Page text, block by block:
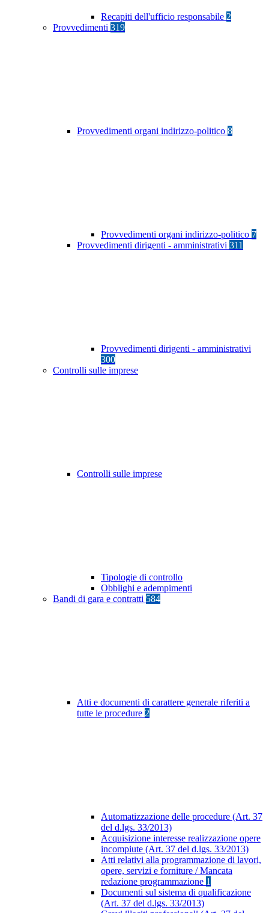
Recapiti dell'ufficio responsabile 2
Provvedimenti 319
Provvedimenti organi indirizzo-politico 8
Provvedimenti organi indirizzo-politico 7
Provvedimenti dirigenti - amministrativi 311
Provvedimenti dirigenti - amministrativi
300
Controlli sulle imprese
Controlli sulle imprese
Tipologie di controllo
Obblighi e adempimenti
Bandi di gara e contratti 584
Atti e documenti di carattere generale riferiti a
tutte le procedure 2
Automatizzazione delle procedure (Art. 37
del d.lgs. 33/2013)
Acquisizione interesse realizzazione opere
incompiute (Art. 37 del d.lgs. 33/2013)
Atti relativi alla programmazione di lavori,
opere, servizi e forniture / Mancata
redazione programmazione 1
Documenti sul sistema di qualificazione
(Art. 37 del d.lgs. 33/2013)